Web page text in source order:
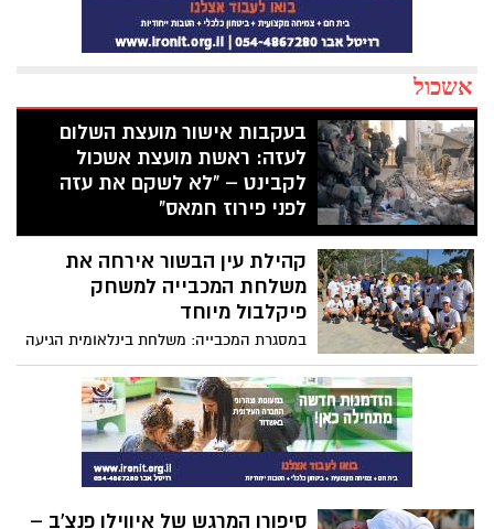
אשכול
בעקבות אישור מועצת השלום
לעזה: ראשת מועצת אשכול
לקבינט – "לא לשקם את עזה
לפני פירוז חמאס"
על רקע אישור הקבינט לקידום מהלך להקמת
מועצת השלום לעזה והדיונים על עתיד
הרצועה, שיגרה ראשת המועצה האזורית
אשכול, מיכל עוזיהו, מכתב דחוף לראש
לקבוע כי פירוז חמאס יהיה תנאי מקדים לכל
התקדמות בתהליך שיקום רצועת עזה.
קהילת עין הבשור אירחה את
משלחת המכבייה למשחק
פיקלבול מיוחד
במסגרת המכבייה: משלחת בינלאומית הגיעה
לעוטף למשחק מיוחד ולמפגש עם קהילת עין
הבשור ומי שהגנו על היישוב ב7.10
סיפורו המרגש של איווילו פנצ'ב –